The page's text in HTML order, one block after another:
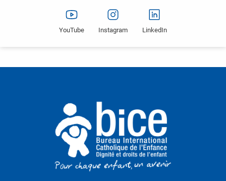
YouTube Instagram LinkedIn